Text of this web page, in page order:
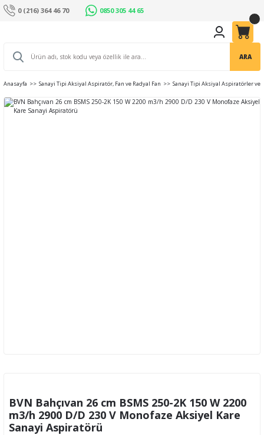
0 (216) 364 46 70 0850 305 44 65
ARA
Anasayfa Sanayi Tipi Aksiyal Aspiratör, Fan ve Radyal Fan Sanayi Tipi Aksiyal Aspiratörler ve
BVN Bahçıvan 26 cm BSMS 250-2K 150 W 2200
m3/h 2900 D/D 230 V Monofaze Aksiyel Kare
Sanayi Aspiratörü